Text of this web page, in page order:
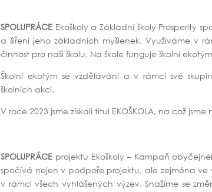
SPOLUPRÁCE Ekoškoly a Základní školy Prosperity
a šíření jeho základních myšlenek. Využíváme v
činnost pro naši školu. Na škole funguje školní
Školní ekotým se vzdělávání a v rámci své
školních akcí.
V roce 2023 jsme získali titul EKOŠKOLA, na což jsme
SPOLUPRÁCE projektu Ekoškoly – Kampaň
spočívá nejen v podpoře projektu, ale zejména ve
v rámci všech vyhlášených výzev. Snažíme se